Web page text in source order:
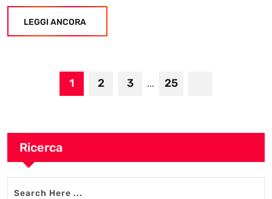
LEGGI ANCORA
1 2 3 ... 25
Ricerca